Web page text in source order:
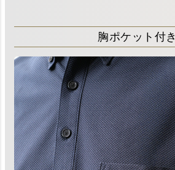
胸ポケット付き